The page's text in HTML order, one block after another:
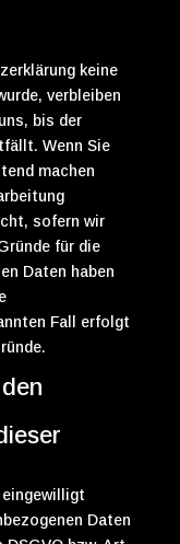
keine
verbleiben
bis der
Wenn Sie
machen
sofern wir
für die
Daten haben
Fall erfolgt
Daten